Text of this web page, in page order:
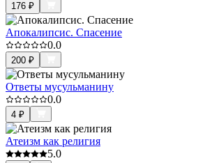
176 ₽
Апокалипсис. Спасение
0.0
200 ₽
Ответы мусульманину
0.0
4 ₽
Атеизм как религия
5.0